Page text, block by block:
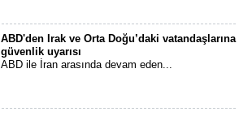
ABD'den Irak ve Orta Doğu’daki vatandaşlarına
güvenlik uyarısı
ABD ile İran arasında devam eden...